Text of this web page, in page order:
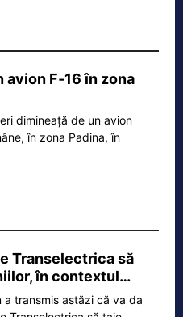
avion F‑16 în zona
dimineață de un avion
în zona Padina, în
Transelectrica să
în contextul…
a transmis astăzi că va da